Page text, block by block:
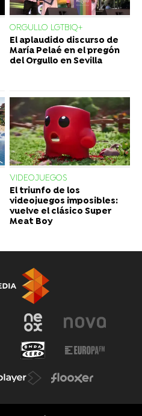
ORGULLO LGTBIQ+
El aplaudido discurso de
María Pelaé en el pregón
del Orgullo en Sevilla
VIDEOJUEGOS
El triunfo de los
videojuegos imposibles:
vuelve el clásico Super
Meat Boy